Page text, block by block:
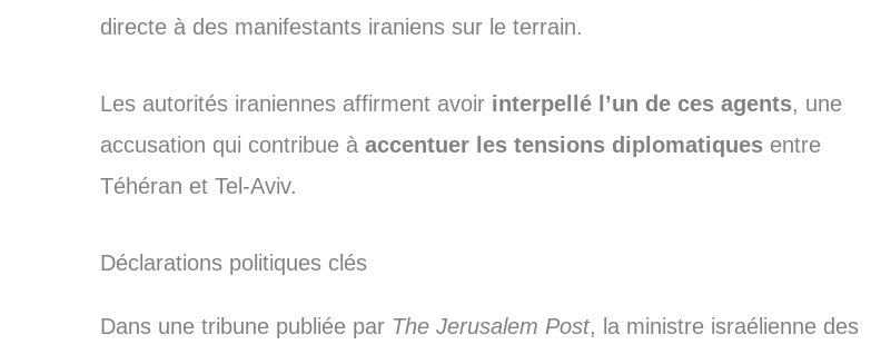
directe à des manifestants iraniens sur le terrain.
Les autorités iraniennes affirment avoir interpellé l’un de ces agents, une
accusation qui contribue à accentuer les tensions diplomatiquesentre
Téhéran et Tel-Aviv.
Déclarations politiques clés
Dans une tribune publiée par The Jerusalem Post, la ministre israélienne des